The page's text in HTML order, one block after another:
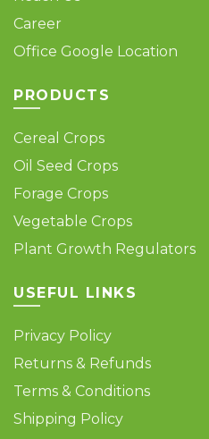
फसल अवधि:
– 80–90 दिन तक लगातार पत्तेदार
पद्धतियों पर निर्भर करती है, अतः
भिन्न हो सकते हैं”
Career
Office Google Location
PRODUCTS
Cereal Crops
Oil Seed Crops
Forage Crops
Vegetable Crops
Plant Growth Regulators
USEFUL LINKS
Privacy Policy
Returns & Refunds
Terms & Conditions
Shipping Policy